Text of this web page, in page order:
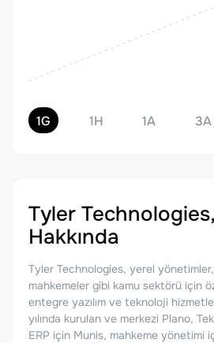
1G 1H 1A 3A
Tyler
Hakkında
Tyler Technologies, yerel
mahkemeler gibi kamu sektörü için
entegre yazılım ve teknoloji
yılında kurulan ve merkezi Plano,
ERP için Munis, mahkeme yönetimi